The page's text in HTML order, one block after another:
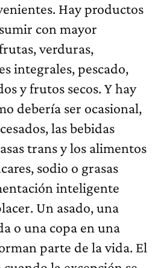
Hay productos
con mayor
verduras,
integrales, pescado,
y frutos secos. Y hay
debería ser ocasional,
las bebidas
trans y los alimentos
sodio o grasas
inteligente
Un asado, una
o una copa en una
parte de la vida. El